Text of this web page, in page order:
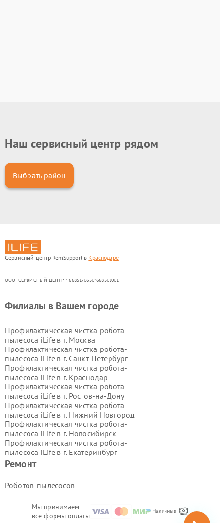
Наш сервисный центр рядом
Выбрать район
Сервисный центр RemSupport в Краснодаре
ООО "СЕРВИСНЫЙ ЦЕНТР"* 6685170650*668501001
Мы принимаем
все формы оплаты
Ремонт
Роботов-пылесосов
Филиалы в Вашем городе
Профилактическая чистка робота-
пылесоса iLife в г. Москва
Профилактическая чистка робота-
пылесоса iLife в г. Санкт-Петербург
Профилактическая чистка робота-
пылесоса iLife в г. Краснодар
Профилактическая чистка робота-
пылесоса iLife в г. Ростов-на-Дону
Профилактическая чистка робота-
пылесоса iLife в г. Нижний Новгород
Профилактическая чистка робота-
пылесоса iLife в г. Новосибирск
Профилактическая чистка робота-
пылесоса iLife в г. Екатеринбург
Профилактическая чистка робота-
пылесоса iLife в г.
Профилактическая чистка робота-
пылесоса iLife в г.Воронеж
пылесоса iLife в г.Волгоград
Профилактическая чистка робота-